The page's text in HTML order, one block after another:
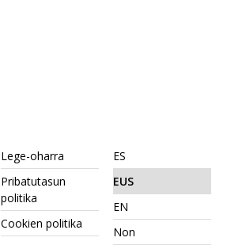
Lege-oharra
Pribatutasun
politika
Cookien politika
ES
EUS
EN
Non